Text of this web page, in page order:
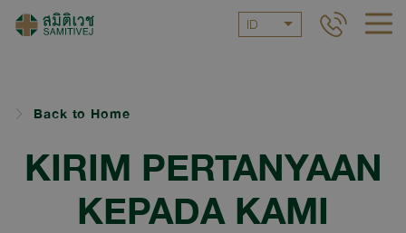
ID
Back to Home
KIRIM PERTANYAAN
KEPADA KAMI